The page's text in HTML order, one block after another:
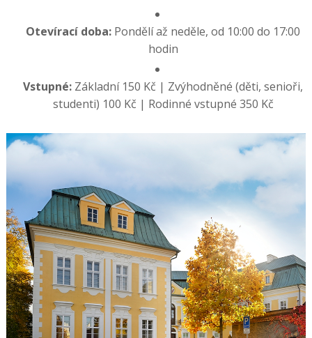
Otevírací doba: Pondělí až neděle, od 10:00 do 17:00
hodin
Vstupné: Základní 150 Kč | Zvýhodněné (děti, senioři,
studenti) 100 Kč | Rodinné vstupné 350 Kč